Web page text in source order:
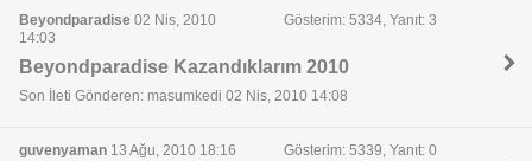
Beyondparadise 02 Nis, 2010
14:03
Gösterim: 5334, Yanıt: 3
Beyondparadise Kazandıklarım 2010
Son İleti Gönderen: masumkedi 02 Nis, 2010 14:08
guvenyaman 13 Ağu, 2010 18:16 Gösterim: 5339, Yanıt: 0